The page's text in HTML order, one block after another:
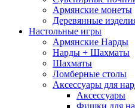
Армянские монеты
Деревянные
Настольные игры
Армянские Нарды
Нарды + Шахматы
Шахматы
Ломберные столы
Аксессуары для
Аксессуары
Фишки для